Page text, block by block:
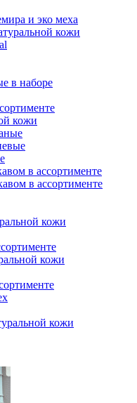
и эко меха
кожи
в наборе
кожи
в ассортименте
в ассортименте
кожи
кожи
кожи